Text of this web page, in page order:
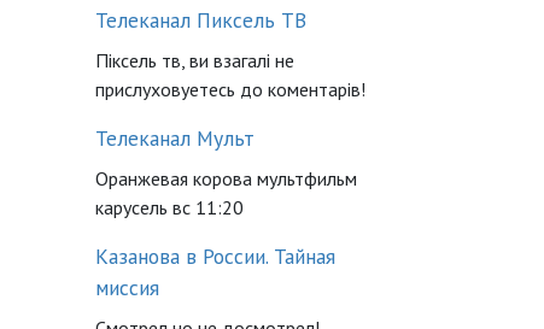
Телеканал Пиксель ТВ
Піксель тв, ви взагалі не
прислуховуетесь до коментарів!
Телеканал Мульт
Оранжевая корова мультфильм
карусель вс 11:20
Казанова в России. Тайная
миссия